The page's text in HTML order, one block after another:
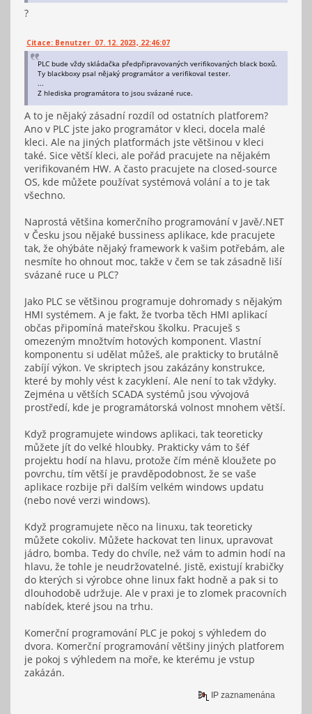
?
Citace: Benutzer 07. 12. 2023, 22:46:07
PLC bude vždy skládačka předpřipravovaných verifikovaných black boxů.
Ty blackboxy psal nějaký programátor a verifikoval tester.
...
Z hlediska programátora to jsou svázané ruce.
A to je nějaký zásadní rozdíl od ostatních platforem?
Ano v PLC jste jako programátor v kleci, docela malé
kleci. Ale na jiných platformách jste většinou v kleci
také. Sice větší kleci, ale pořád pracujete na nějakém
verifikovaném HW. A často pracujete na closed-source
OS, kde můžete používat systémová volání a to je tak
všechno.
Naprostá většina komerčního programování v Javě/.NET
v Česku jsou nějaké bussiness aplikace, kde pracujete
tak, že ohýbáte nějaký framework k vašim potřebám, ale
nesmíte ho ohnout moc, takže v čem se tak zásadně liší
svázané ruce u PLC?
Jako PLC se většinou programuje dohromady s nějakým
HMI systémem. A je fakt, že tvorba těch HMI aplikací
občas připomíná mateřskou školku. Pracuješ s
omezeným množtvím hotových komponent. Vlastní
komponentu si udělat můžeš, ale prakticky to brutálně
zabíjí výkon. Ve skriptech jsou zakázány konstrukce,
které by mohly vést k zacyklení. Ale není to tak vždyky.
Zejména u větších SCADA systémů jsou vývojová
prostředí, kde je programátorská volnost mnohem větší.
Když programujete windows aplikaci, tak teoreticky
můžete jít do velké hloubky. Prakticky vám to šéf
projektu hodí na hlavu, protože čím méně kloužete po
povrchu, tím větší je pravděpodobnost, že se vaše
aplikace rozbije při dalším velkém windows updatu
(nebo nové verzi windows).
Když programujete něco na linuxu, tak teoreticky
můžete cokoliv. Můžete hackovat ten linux, upravovat
jádro, bomba. Tedy do chvíle, než vám to admin hodí na
hlavu, že tohle je neudržovatelné. Jistě, existují krabičky
do kterých si výrobce ohne linux fakt hodně a pak si to
dlouhodobě udržuje. Ale v praxi je to zlomek pracovních
nabídek, které jsou na trhu.
Komerční programování PLC je pokoj s výhledem do
dvora. Komerční programování většiny jiných platforem
je pokoj s výhledem na moře, ke kterému je vstup
zakázán.
IP zaznamenána